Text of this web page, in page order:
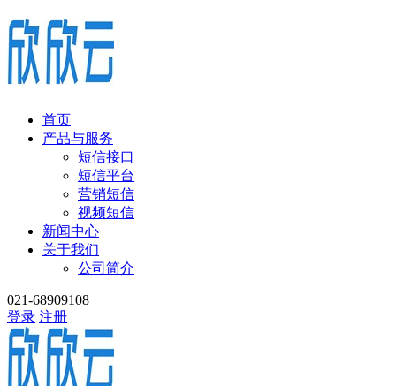
首页
产品与服务
短信接口
短信平台
营销短信
视频短信
新闻中心
关于我们
公司简介
021-68909108
登录 注册